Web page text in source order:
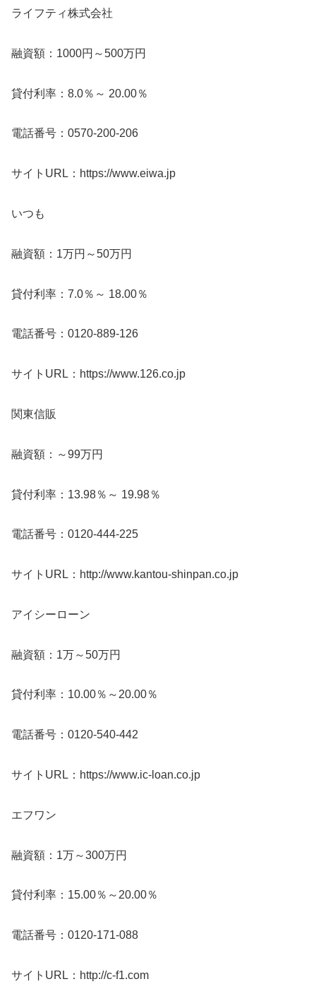
ライフティ株式会社
融資額：1000円～500万円
貸付利率：8.0％～ 20.00％
電話番号：0570-200-206
サイトURL：https://www.eiwa.jp
いつも
融資額：1万円～50万円
貸付利率：7.0％～ 18.00％
電話番号：0120-889-126
サイトURL：https://www.126.co.jp
関東信販
融資額：～99万円
貸付利率：13.98％～ 19.98％
電話番号：0120-444-225
サイトURL：http://www.kantou-shinpan.co.jp
アイシーローン
融資額：1万～50万円
貸付利率：10.00％～20.00％
電話番号：0120-540-442
サイトURL：https://www.ic-loan.co.jp
エフワン
融資額：1万～300万円
貸付利率：15.00％～20.00％
電話番号：0120-171-088
サイトURL：http://c-f1.com